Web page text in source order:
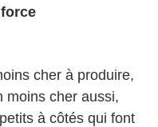
cher à produire,
moins cher aussi,
à côtés qui font